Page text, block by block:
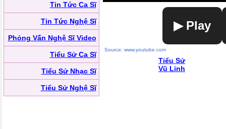
Tin Tức Ca Sĩ
Tin Tức Nghệ Sĩ
Phỏng Vấn Nghệ Sĩ Video
Tiểu Sử Ca Sĩ
Tiểu Sử Nhạc Sĩ
Tiểu Sử Nghệ Sĩ
▶ Play
Source: www.youtube.com
Tiểu Sử
Vũ Linh